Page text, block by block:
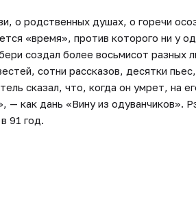
о родственных душах, о горечи
«время», против которого ни у
создал более восьмисот разных
сотни рассказов, десятки
сказал, что, когда он умрет, на
— как дань «Вину из одуванчиков».
91 год.